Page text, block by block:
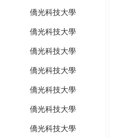
僑光科技大學
僑光科技大學
僑光科技大學
僑光科技大學
僑光科技大學
僑光科技大學
僑光科技大學